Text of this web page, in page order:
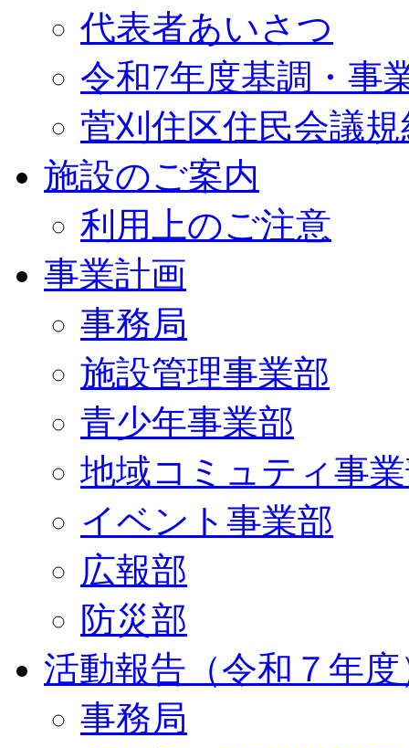
代表者あいさつ
令和7年度基調・事
菅刈住区住民会議規
施設のご案内
利用上のご注意
事業計画
事務局
施設管理事業部
青少年事業部
地域コミュティ事
イベント事業部
広報部
防災部
活動報告（令和７年度
事務局